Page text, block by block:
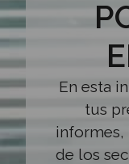
En esta
tus
informes,
de los